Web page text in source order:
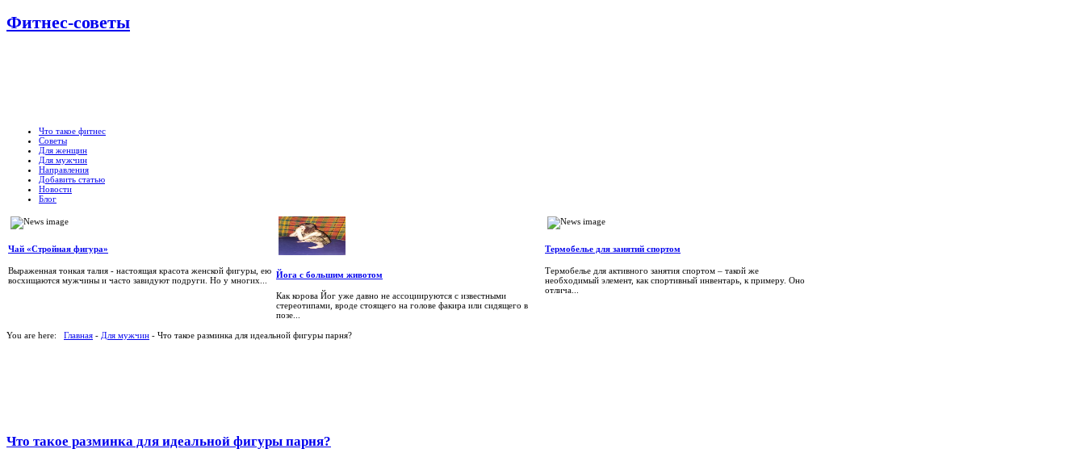
Фитнес-советы
Что такое фитнес
Советы
Для женщин
Для мужчин
Направления
Добавить статью
Новости
Блог
Чай «Стройная фигура»
Выраженная тонкая талия - настоящая красота женской фигуры, ею
восхищаются мужчины и часто завидуют подруги. Но у многих...
Йога с большим животом
Как корова Йог уже давно не ассоциируются с известными
стереотипами, вроде стоящего на голове факира или сидящего в
позе...
Термобелье для занятий спортом
Термобелье для активного занятия спортом – такой же
необходимый элемент, как спортивный инвентарь, к примеру. Оно
отлича...
You are here: Главная - Для мужчин - Что такое разминка для идеальной фигуры парня?
Что такое разминка для идеальной фигуры парня?